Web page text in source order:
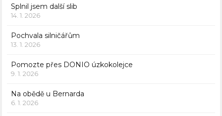
Splnil jsem další slib
14. 1. 2026
Pochvala silničářům
13. 1. 2026
Pomozte přes DONIO úzkokolejce
9. 1. 2026
Na obědě u Bernarda
6. 1. 2026